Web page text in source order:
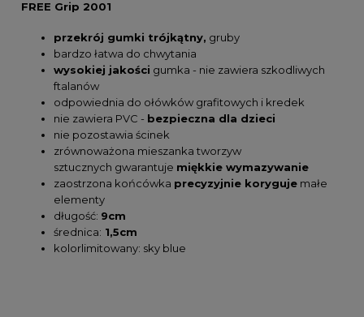
FREE Grip 2001
przekrój gumki trójkątny, gruby
bardzo łatwa do chwytania
wysokiej jakości gumka - nie zawiera szkodliwych
ftalanów
odpowiednia do ołówków grafitowych i kredek
nie zawiera PVC - bezpieczna dla dzieci
nie pozostawia ścinek
zrównoważona mieszanka tworzyw
sztucznych gwarantuje miękkie wymazywanie
zaostrzona końcówka precyzyjnie koryguje małe
elementy
długość: 9cm
średnica: 1,5cm
kolorlimitowany: sky blue